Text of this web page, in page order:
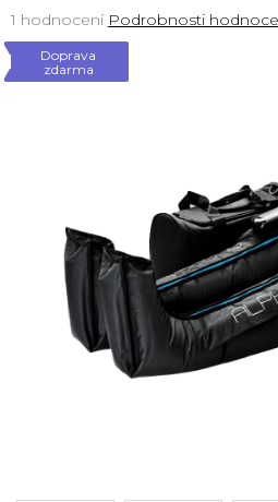
Doprava
zdarma
Průměrné
hodnocení
produktu
je
1 hodnocení Podrobnosti